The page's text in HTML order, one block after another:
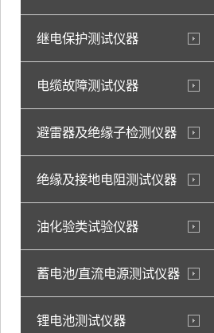
继电保护测试仪器
电缆故障测试仪器
避雷器及绝缘子检测仪器
绝缘及接地电阻测试仪器
油化验类试验仪器
蓄电池/直流电源测试仪器
锂电池测试仪器